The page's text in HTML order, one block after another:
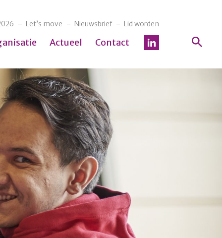
Let’s move Nieuwsbrief Lid worden
Actueel Contact